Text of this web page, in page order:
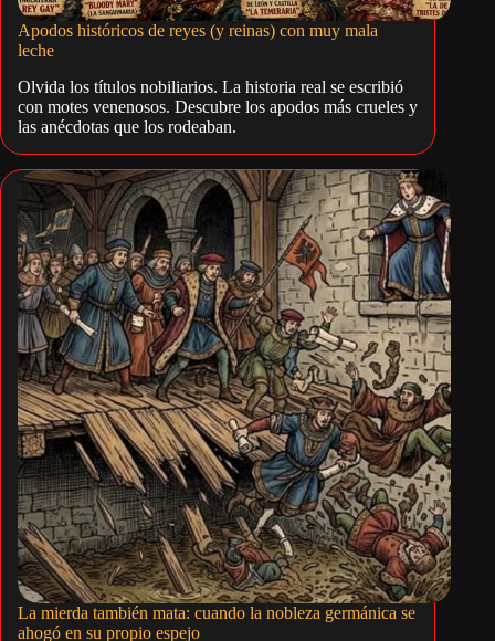
Apodos históricos de reyes (y reinas) con muy mala
leche
Olvida los títulos nobiliarios. La historia real se escribió
con motes venenosos. Descubre los apodos más crueles y
las anécdotas que los rodeaban.
La mierda también mata: cuando la nobleza germánica se
ahogó en su propio espejo